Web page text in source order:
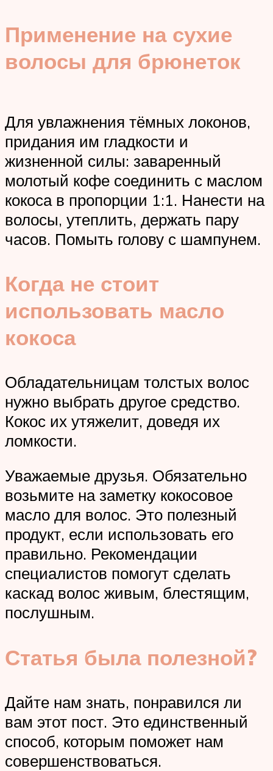
Применение на сухие
волосы для брюнеток
Для увлажнения тёмных локонов,
придания им гладкости и
жизненной силы: заваренный
молотый кофе соединить с маслом
кокоса в пропорции 1:1. Нанести на
волосы, утеплить, держать пару
часов. Помыть голову с шампунем.
Когда не стоит
использовать масло
кокоса
Обладательницам толстых волос
нужно выбрать другое средство.
Кокос их утяжелит, доведя их
ломкости.
Уважаемые друзья. Обязательно
возьмите на заметку кокосовое
масло для волос. Это полезный
продукт, если использовать его
правильно. Рекомендации
специалистов помогут сделать
каскад волос живым, блестящим,
послушным.
Статья была полезной?
Дайте нам знать, понравился ли
вам этот пост. Это единственный
способ, которым поможет нам
совершенствоваться.